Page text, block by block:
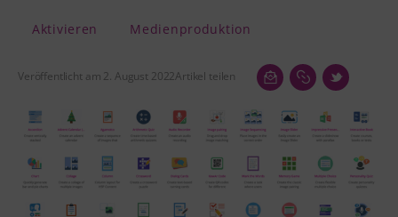
Aktivieren Medienproduktion
Veröffentlicht am 2. August 2022Artikel teilen